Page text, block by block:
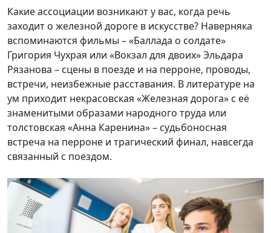
Какие ассоциации возникают у вас, когда речь
заходит о железной дороге в искусстве? Наверняка
вспоминаются фильмы – «Баллада о солдате»
Григория Чухрая или «Вокзал для двоих» Эльдара
Рязанова – сцены в поезде и на перроне, проводы,
встречи, неизбежные расставания. В литературе на
ум приходит некрасовская «Железная дорога» с её
знаменитыми образами народного труда или
толстовская «Анна Каренина» – судьбоносная
встреча на перроне и трагический финал, навсегда
связанный с поездом.